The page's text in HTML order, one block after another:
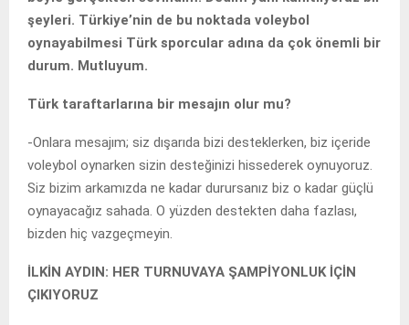
şeyleri. Türkiye’nin de bu noktada voleybol
oynayabilmesi Türk sporcular adına da çok önemli bir
durum. Mutluyum.
Türk taraftarlarına bir mesajın olur mu?
-Onlara mesajım; siz dışarıda bizi desteklerken, biz içeride
voleybol oynarken sizin desteğinizi hissederek oynuyoruz.
Siz bizim arkamızda ne kadar durursanız biz o kadar güçlü
oynayacağız sahada. O yüzden destekten daha fazlası,
bizden hiç vazgeçmeyin.
İLKİN AYDIN: HER TURNUVAYA ŞAMPİYONLUK İÇİN
ÇIKIYORUZ